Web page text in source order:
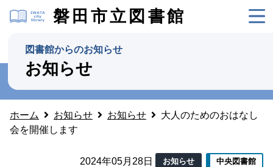
磐田市立図書館
図書館からのお知らせ
お知らせ
ホーム お知らせ お知らせ
大人のためのおはなし
会を開催します
2024年05月28日 お知らせ 中央図書館